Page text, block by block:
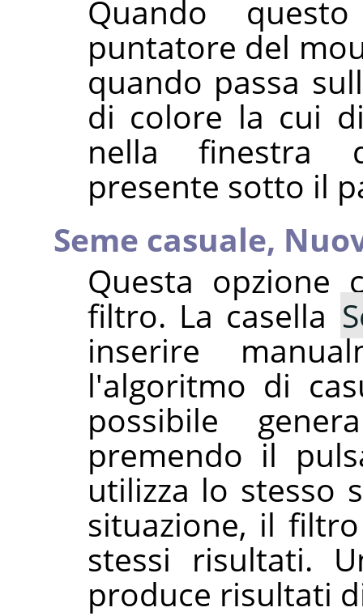
Quando
puntatore del
quando passa
di colore la cui
nella finestra
presente sotto il
Seme casuale,
Questa opzione
filtro. La casella
inserire
l'algoritmo di
possibile
premendo il
utilizza lo stesso
situazione, il
stessi risultati.
produce risultati